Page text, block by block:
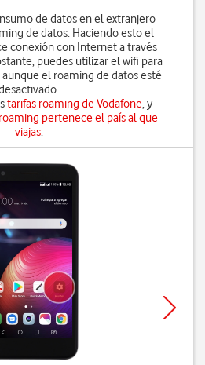
de datos en el extranjero
de datos. Haciendo esto el
conexión con Internet a través
puedes utilizar el wifi para
el roaming de datos esté
tarifas roaming de Vodafone, y
pertenece el país al que
viajas.